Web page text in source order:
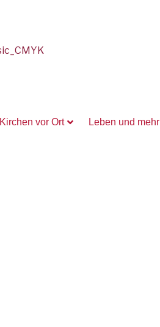
Kirchen vor Ort Leben und mehr